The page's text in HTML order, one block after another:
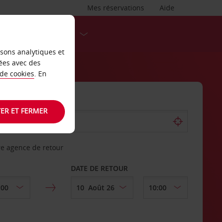
Aide
Mes réservations
agence de retour
DATE DE RETOUR
analytiques et
avec des
cookies. En
ET FERMER